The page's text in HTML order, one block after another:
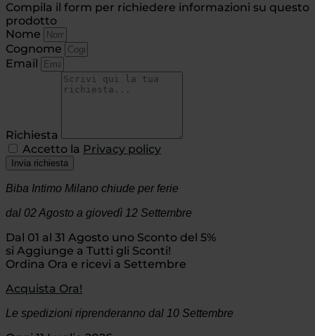
Compila il form per richiedere informazioni su questo
prodotto
Nome
Cognome
Email
Richiesta
Accetto la Privacy policy
Invia richiesta
Biba Intimo Milano chiude per ferie
dal 02 Agosto a giovedì 12 Settembre
Dal 01 al 31 Agosto uno Sconto del 5%
si Aggiunge a Tutti gli Sconti!
Ordina Ora e ricevi a Settembre
Acquista Ora!
Le spedizioni riprenderanno dal 10 Settembre